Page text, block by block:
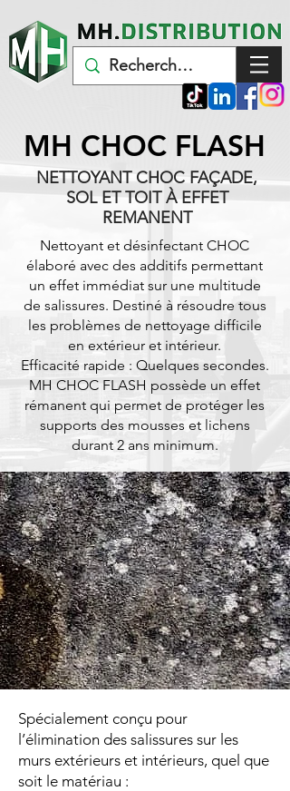
MH CHOC FLASH
NETTOYANT CHOC FAÇADE,
SOL ET TOIT À EFFET
REMANENT
Nettoyant et désinfectant CHOC
élaboré avec des additifs permettant
un effet immédiat sur une multitude
de salissures. Destiné à résoudre tous
les problèmes de nettoyage difficile
en extérieur et intérieur.
Efficacité rapide : Quelques secondes.
MH CHOC FLASH possède un effet
rémanent qui permet de protéger les
supports des mousses et lichens
durant 2 ans minimum.
Spécialement conçu pour
l’élimination des salissures sur les
murs extérieurs et intérieurs, quel que
soit le matériau :